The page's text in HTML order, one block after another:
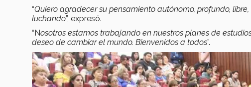
“Quiero agradecer su pensamiento autónomo, profundo,
luchando”, expresó.
“Nosotros estamos trabajando en nuestros planes de
deseo de cambiar el mundo. Bienvenidos a todos”.